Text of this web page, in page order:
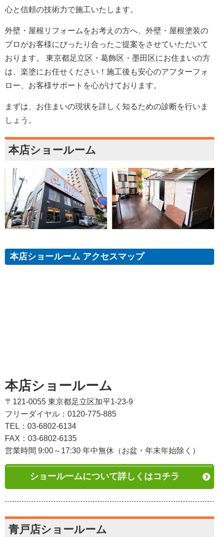
心と信頼の技術力で施工いたします。
外壁・屋根リフォームをお考えの方へ、外壁・屋根塗装の
プロがお客様にぴったり合ったご提案をさせていただいて
おります。 東京都足立区・葛飾区・墨田区にお住まいの方
は、楽塗にお任せください！施工後も安心のアフターフォ
ロー、お客様サポートを心がけております。
まずは、お住まいの現状を詳しく知るための診断を行いま
しょう。
本店ショールーム
本店ショールーム アクセスマップ
本店ショールーム
〒121-0055 東京都足立区加平1-23-9
フリーダイヤル：0120-775-885
TEL：03-6802-6134
FAX：03-6802-6135
営業時間 9:00～17:30 年中無休（お盆・年末年始除く）
ショールームについて詳しくはコチラ
青戸店ショールーム